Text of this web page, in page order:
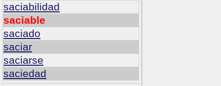
saciabilidad
saciable
saciado
saciar
saciarse
saciedad